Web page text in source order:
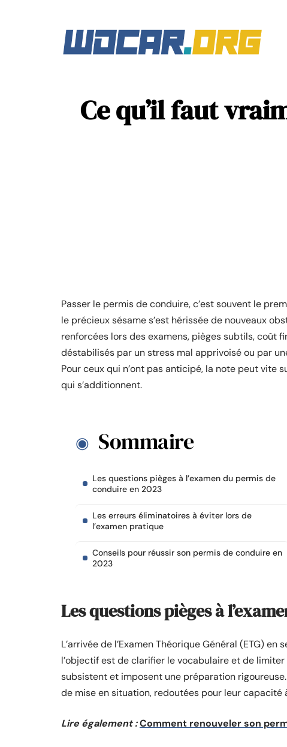
Ce qu’il faut
Passer le permis de conduire, c’est souvent le
le précieux sésame s’est hérissée de nouveaux
renforcées lors des examens, pièges subtils, coût
déstabilisés par un stress mal apprivoisé ou par
Pour ceux qui n’ont pas anticipé, la note peut vite
qui s’additionnent.
Sommaire
Les questions pièges à l’examen du permis de
conduire en 2023
Les erreurs éliminatoires à éviter lors de
l’examen pratique
Conseils pour réussir son permis de conduire en
2023
Les questions pièges à
L’arrivée de l’Examen Théorique Général (ETG)
l’objectif est de clarifier le vocabulaire et de
subsistent et imposent une préparation
de mise en situation, redoutées pour leur
Lire également :Comment renouveler son